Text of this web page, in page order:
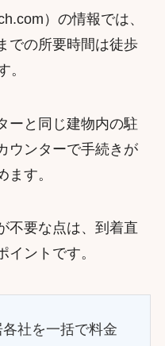
）の情報では、
での所要時間は徒歩
。
ーと同じ建物内の駐
ウンターで手続きが
す。
不要な点は、到着直
ントです。
社を一括で料金